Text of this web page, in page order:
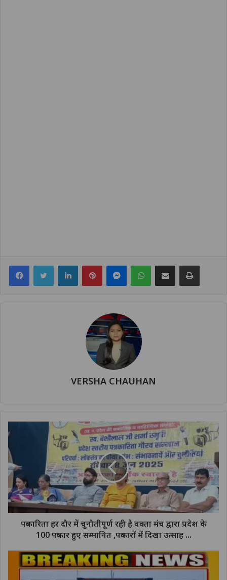
FacebookTwitter LinkedInPinterestMessengerWhatsAppShare via Email Print
VERSHA CHAUHAN
पत्रकारिता हर दौर में चुनौतीपूर्ण रही है वक्ता मंच द्वारा प्रदेश के
100 पत्रकार हुए सम्मानित ,पत्रकारों में दिखा उत्साह ...